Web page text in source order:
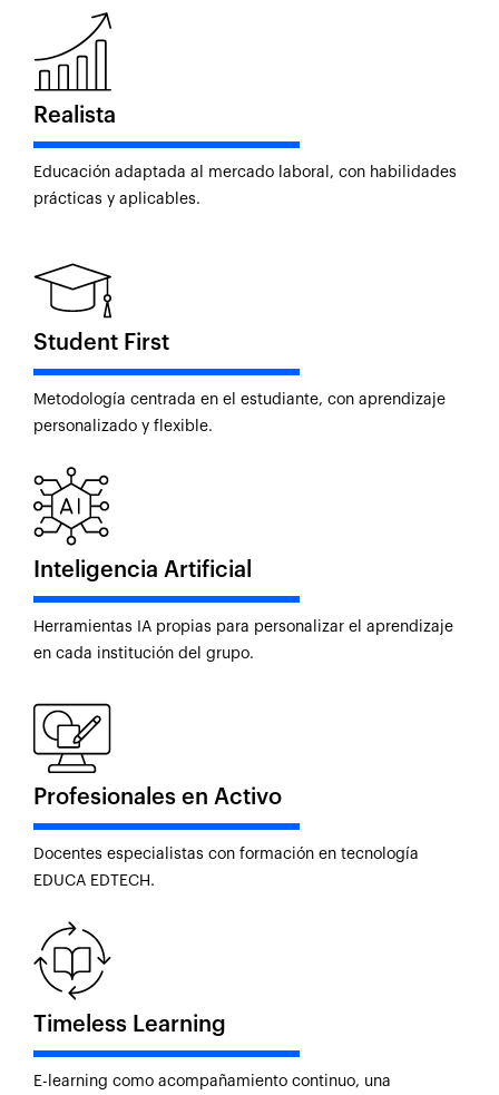
Realista
Educación adaptada al mercado laboral, con habilidades
prácticas y aplicables.
Student First
Metodología centrada en el estudiante, con aprendizaje
personalizado y flexible.
Inteligencia Artificial
Herramientas IA propias para personalizar el aprendizaje
en cada institución del grupo.
Profesionales en Activo
Docentes especialistas con formación en tecnología
EDUCA EDTECH.
Timeless Learning
E-learning como acompañamiento continuo, una